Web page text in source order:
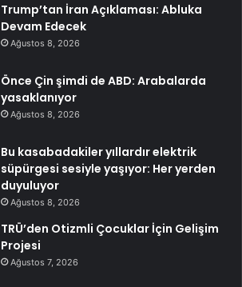
Trump’tan İran Açıklaması: Abluka
Devam Edecek
Ağustos 8, 2026
Önce Çin şimdi de ABD: Arabalarda
yasaklanıyor
Ağustos 8, 2026
Bu kasabadakiler yıllardır elektrik
süpürgesi sesiyle yaşıyor: Her yerden
duyuluyor
Ağustos 8, 2026
TRÜ’den Otizmli Çocuklar İçin Gelişim
Projesi
Ağustos 7, 2026